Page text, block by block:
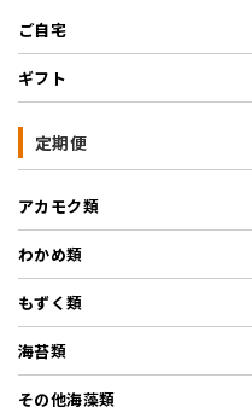
ご自宅
ギフト
定期便
アカモク類
わかめ類
もずく類
海苔類
その他海藻類